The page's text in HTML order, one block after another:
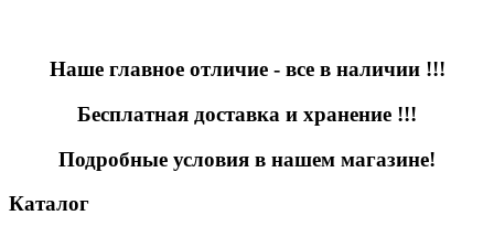
Наше главное отличие - все в наличии !!!
Бесплатная доставка и хранение !!!
Подробные условия в нашем магазине!
Каталог